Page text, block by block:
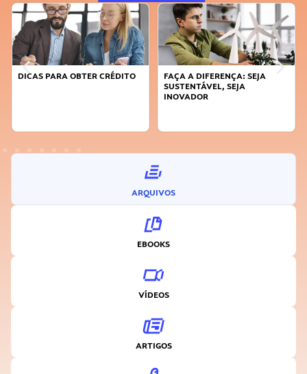
DICAS PARA OBTER CRÉDITO
FAÇA A DIFERENÇA: SEJA
SUSTENTÁVEL, SEJA
INOVADOR
ARQUIVOS
EBOOKS
VÍDEOS
ARTIGOS